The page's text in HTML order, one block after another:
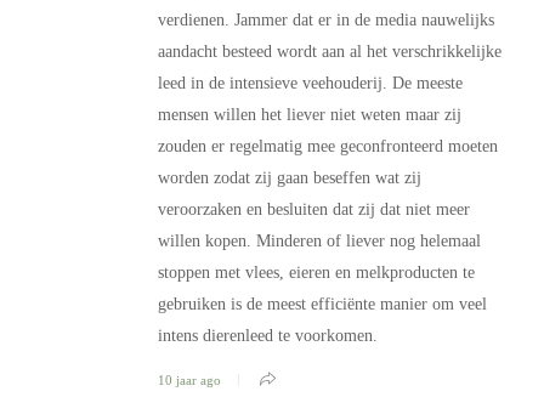
verdienen. Jammer dat er in de media nauwelijks
aandacht besteed wordt aan al het verschrikkelijke
leed in de intensieve veehouderij. De meeste
mensen willen het liever niet weten maar zij
zouden er regelmatig mee geconfronteerd moeten
worden zodat zij gaan beseffen wat zij
veroorzaken en besluiten dat zij dat niet meer
willen kopen. Minderen of liever nog helemaal
stoppen met vlees, eieren en melkproducten te
gebruiken is de meest efficiënte manier om veel
intens dierenleed te voorkomen.
10 jaar ago